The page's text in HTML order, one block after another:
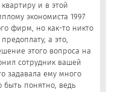
и в этой
экономиста 1997
фирм, но как-то никто
а это,
этого вопроса на
сотрудник вашей
задавала ему много
понятно, ведь